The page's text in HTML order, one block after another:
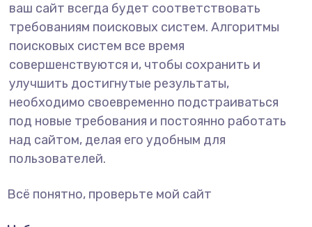
ваш сайт всегда будет соответствовать
требованиям поисковых систем. Алгоритмы
поисковых систем все время
совершенствуются и, чтобы сохранить и
улучшить достигнутые результаты,
необходимо своевременно подстраиваться
под новые требования и постоянно работать
над сайтом, делая его удобным для
пользователей.
Всё понятно, проверьте мой сайт